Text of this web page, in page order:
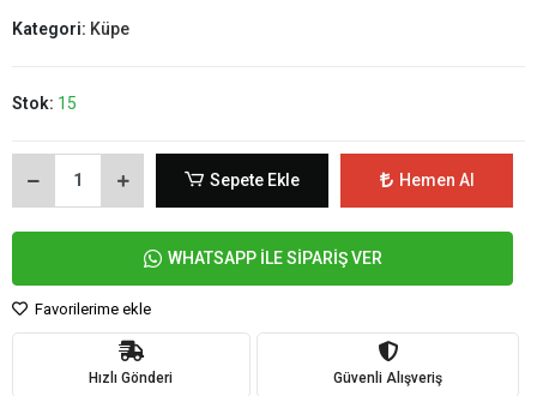
Kategori: Küpe
Stok: 15
Sepete Ekle Hemen Al
WHATSAPP İLE SİPARİŞ VER
Favorilerime ekle
Hızlı Gönderi Güvenli Alışveriş